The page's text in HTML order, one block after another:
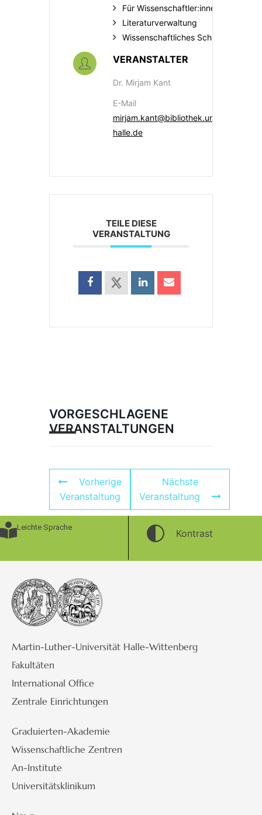
Für Wissenschaftler:innen
Literaturverwaltung
Wissenschaftliches Schreiben
VERANSTALTER
Dr. Mirjam Kant
E-Mail
mirjam.kant@bibliothek.uni-
halle.de
TEILE DIESE
VERANSTALTUNG
VORGESCHLAGENE
VERANSTALTUNGEN
Vorherige
Veranstaltung
Nächste
Veranstaltung
Leichte Sprache
Kontrast
Martin-Luther-Universität Halle-Wittenberg
Fakultäten
International Office
Zentrale Einrichtungen
Graduierten-Akademie
Wissenschaftliche Zentren
An-Institute
Universitätsklinikum